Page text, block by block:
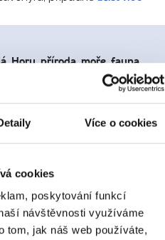
Více o cookies
cookies
poskytování funkcí
návštěvnosti využíváme
tom, jak náš web používáte,
Hory, příroda, moře, fauna,
ponča.. Přesto pro mě byl asi
festival. Je to země, do které